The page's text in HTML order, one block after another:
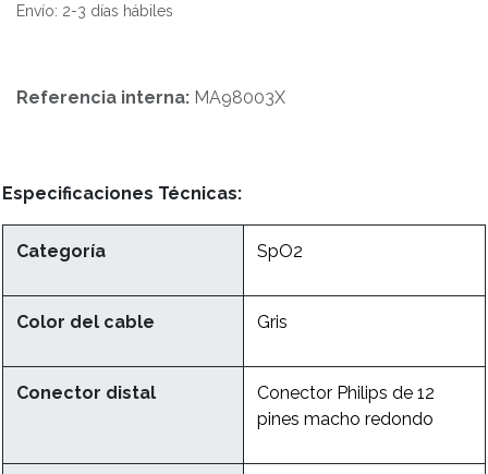
Envío: 2-3 días hábiles
Referencia interna: MA98003X
Especificaciones Técnicas:
Categoría SpO2
Color del cable Gris
Conector distal
Conector Philips de 12
pines macho redondo